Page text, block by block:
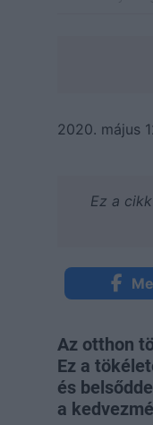
2020. május
Ez a
Az otthon
Ez a
és
a